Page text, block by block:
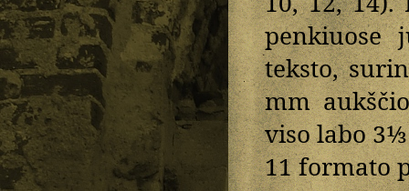
penkiuose
teksto,
mm
viso labo
11 formato